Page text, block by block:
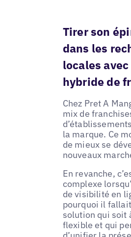
Tirer son
dans les
locales
hybride de
Chez Pret A
mix de
la marque. Ce
de mieux se
nouveaux
En revanche,
complexe
de visibilité en
pourquoi il
solution qui soit
flexible et qui